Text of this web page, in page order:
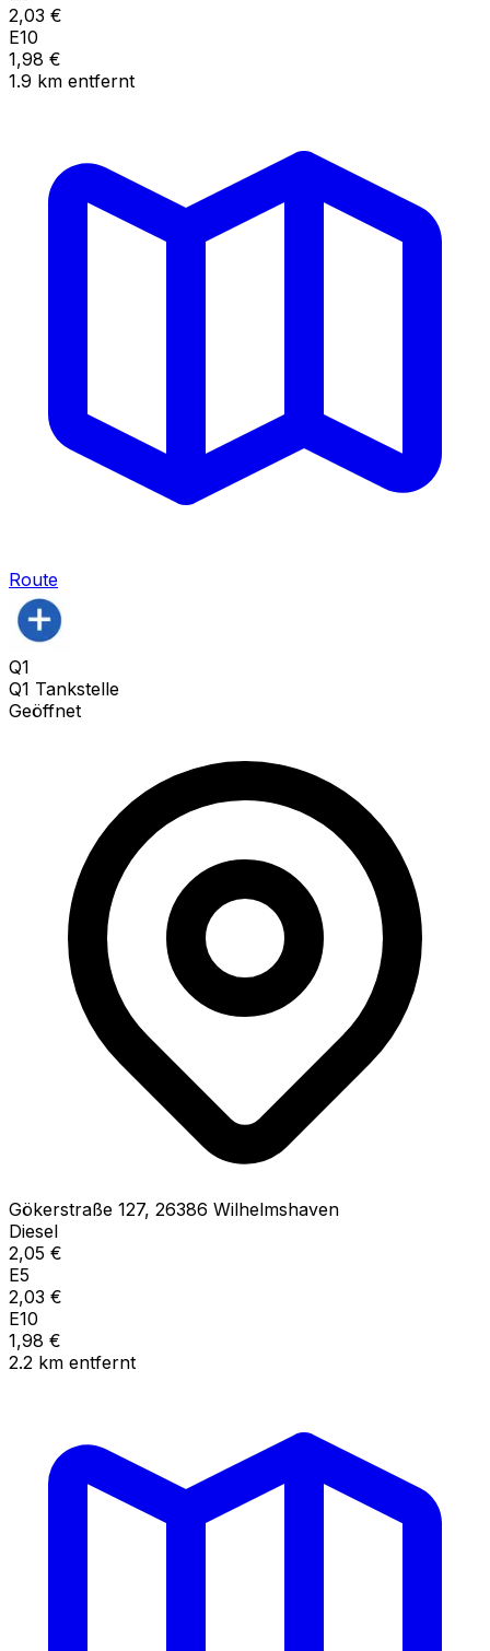
2,03 €
E10
1,98 €
1.9 km entfernt
Route
Q1
Q1 Tankstelle
Geöffnet
Gökerstraße 127, 26386 Wilhelmshaven
Diesel
2,05 €
E5
2,03 €
E10
1,98 €
2.2 km entfernt